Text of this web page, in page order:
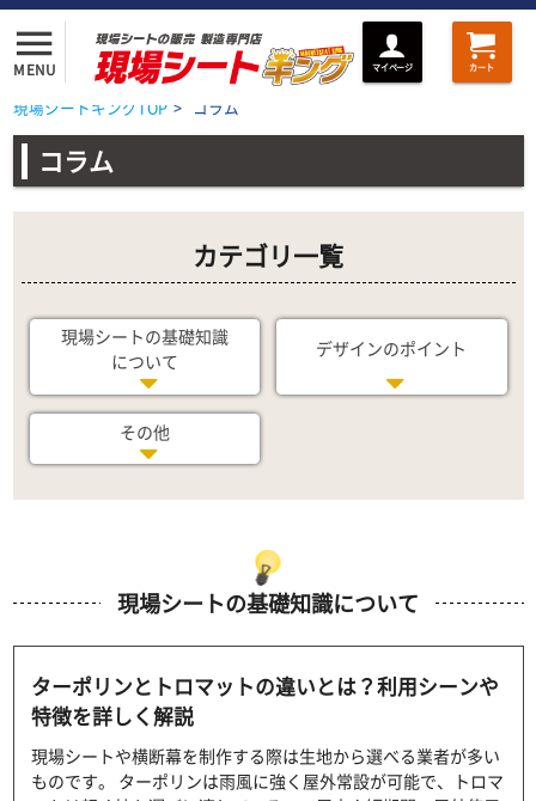
menu
MENU マイページ カート
現場シートキングTOP > コラム
コラム
カテゴリ一覧
現場シートの基礎知識
について
デザインのポイント
その他
現場シートの基礎知識について
ターポリンとトロマットの違いとは？利用シーンや
特徴を詳しく解説
現場シートや横断幕を制作する際は生地から選べる業者が多い
ものです。 ターポリンは雨風に強く屋外常設が可能で、トロマ